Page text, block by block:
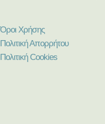
Όροι Χρήσης
Πολιτική Απορρήτου
Πολιτική Cookies